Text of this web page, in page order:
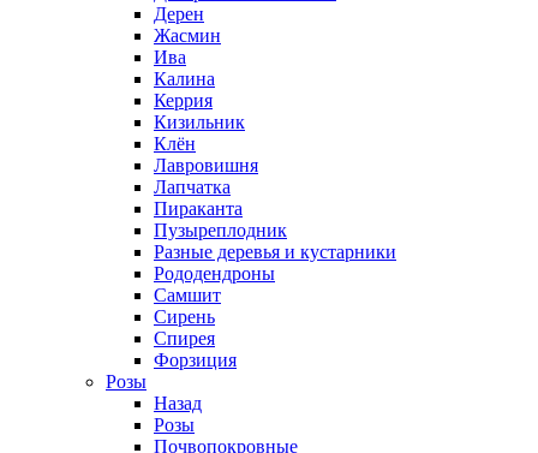
Дерен
Жасмин
Ива
Калина
Керрия
Кизильник
Клён
Лавровишня
Лапчатка
Пираканта
Пузыреплодник
Разные деревья и кустарники
Рододендроны
Самшит
Сирень
Спирея
Форзиция
Розы
Назад
Розы
Почвопокровные